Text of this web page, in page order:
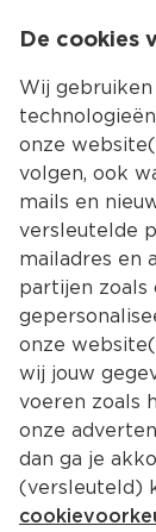
De cookies
Wij
onze
volgen, ook
mails en
versleutelde
mailadres en
partijen zoals
onze
wij jouw
voeren zoals
onze
dan ga je
(versleuteld)